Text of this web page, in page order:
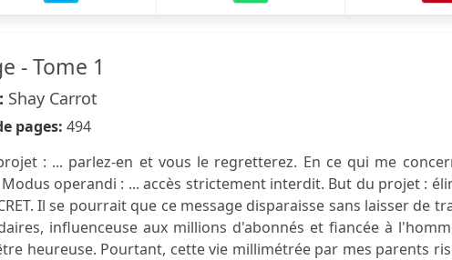
- Tome 1
Shay Carrot
pages: 494
: ... parlez-en et vous le regretterez. En ce qui me
operandi : ... accès strictement interdit. But du projet :
Il se pourrait que ce message disparaisse sans laisser de
influenceuse aux millions d'abonnés et fiancée à
heureuse. Pourtant, cette vie millimétrée par mes parents